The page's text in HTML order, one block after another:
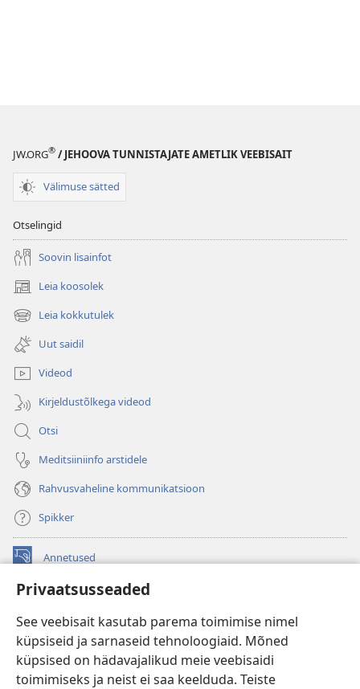
Privaatsusseaded
See veebisait kasutab parema toimimise nimel
küpsiseid ja sarnaseid tehnoloogiaid. Mõned
küpsised on hädavajalikud meie veebisaidi
toimimiseks ja neist ei saa keelduda. Teiste
JW.ORG® / JEHOOVA TUNNISTAJATE AMETLIK VEEBISAIT
Välimuse sätted
Otselingid
Soovin lisainfot
Leia koosolek
(avab
uue
akna)
Leia kokkutulek
(avab
uue
akna)
Uut saidil
Videod
Kirjeldustõlkega videod
Otsi
Meditsiiniinfo arstidele
Rahvusvaheline kommunikatsioon
Spikker
Annetused
(avab
akna)
uue
akna) JW Hub
(avab
uue
akna) JW Library